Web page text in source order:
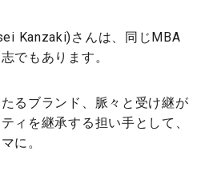
Kanzaki)さんは、同じMBA
でもあります。
るブランド、脈々と受け継が
ィを継承する担い手として、
に。